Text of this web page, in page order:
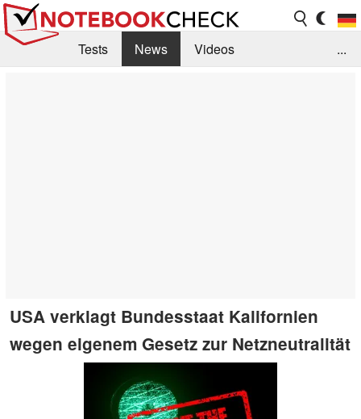
Tests News
Videos
...
USA verklagt Bundesstaat Kalifornien
wegen eigenem Gesetz zur Netzneutralität